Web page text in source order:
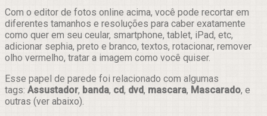
Com o editor de fotos online acima, você pode recortar em
diferentes tamanhos e resoluções para caber exatamente
como quer em seu ceular, smartphone, tablet, iPad, etc,
adicionar sephia, preto e branco, textos, rotacionar, remover
olho vermelho, tratar a imagem como você quiser.
Esse papel de parede foi relacionado com algumas
tags: Assustador, banda, cd, dvd, mascara, Mascarado, e
outras (ver abaixo).